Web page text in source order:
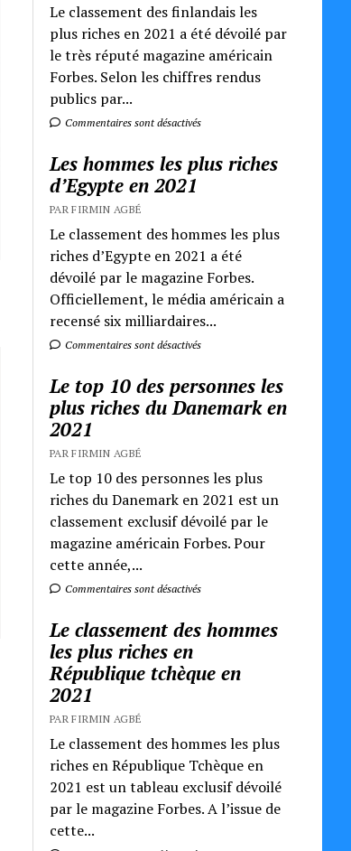
Le classement des finlandais les
plus riches en 2021 a été dévoilé par
le très réputé magazine américain
Forbes. Selon les chiffres rendus
publics par...
Commentaires sont désactivés
Les hommes les plus riches
d’Egypte en 2021
PAR FIRMIN AGBÉ
Le classement des hommes les plus
riches d’Egypte en 2021 a été
dévoilé par le magazine Forbes.
Officiellement, le média américain a
recensé six milliardaires...
Commentaires sont désactivés
Le top 10 des personnes les
plus riches du Danemark en
2021
PAR FIRMIN AGBÉ
Le top 10 des personnes les plus
riches du Danemark en 2021 est un
classement exclusif dévoilé par le
magazine américain Forbes. Pour
cette année,...
Commentaires sont désactivés
Le classement des hommes
les plus riches en
République tchèque en
2021
PAR FIRMIN AGBÉ
Le classement des hommes les plus
riches en République Tchèque en
2021 est un tableau exclusif dévoilé
par le magazine Forbes. A l’issue de
cette...